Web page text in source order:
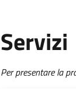
Servizi
Per presentare la